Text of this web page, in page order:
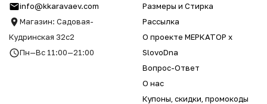
info@kkaravaev.com
Магазин: Садовая-
Кудринская 32с2
Пн—Вс 11:00—21:00
Размеры и Стирка
Рассылка
О проекте МЕРКАТОР x
SlovoDna
Вопрос-Ответ
О нас
Купоны, скидки, промокоды